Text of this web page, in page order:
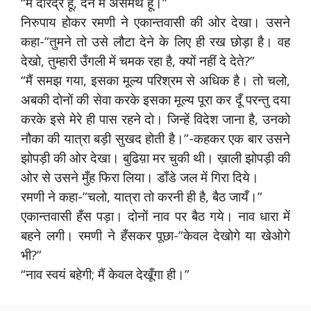
निरुपाय होकर रमणी ने एकान्तवासी की ओर देखा। उसने
कहा-”तुमने तो उसे लौटा देने के लिए ही रख छोड़ा है। वह
देखो, तुम्हारी उँगली में चमक रहा है, क्यों नहीं दे देते?”
“मैं समझ गया, इसका मूल्य परिश्रम से अधिक है। तो चलो,
अबकी दोनों की सेवा करके इसका मूल्य पूरा कर दूँ परन्तु दया
करके इसे मेरे ही पास रहने दो। जिन्हें विदेश जाना है, उनको
नौका की यात्रा बड़ी सुखद होती है।”-कहकर एक बार उसने
झोपड़ी की ओर देखा। बुढिय़ा मर चुकी थी। ख़ाली झोपड़ी की
ओर से उसने मुँह फिरा लिया। डाँडे जल में गिरा दिये।
रमणी ने कहा-”चलो, यात्रा तो करनी ही है, बैठ जायँ।”
एकान्तवासी हँस पड़ा। दोनों नाव पर बैठ गये। नाव धारा में
बहने लगी। रमणी ने हँसकर पूछा-”केवल देखोगे या खेओगे
भी?”
“नाव स्वयं बहेगी; मैं केवल देखूँगा ही।”